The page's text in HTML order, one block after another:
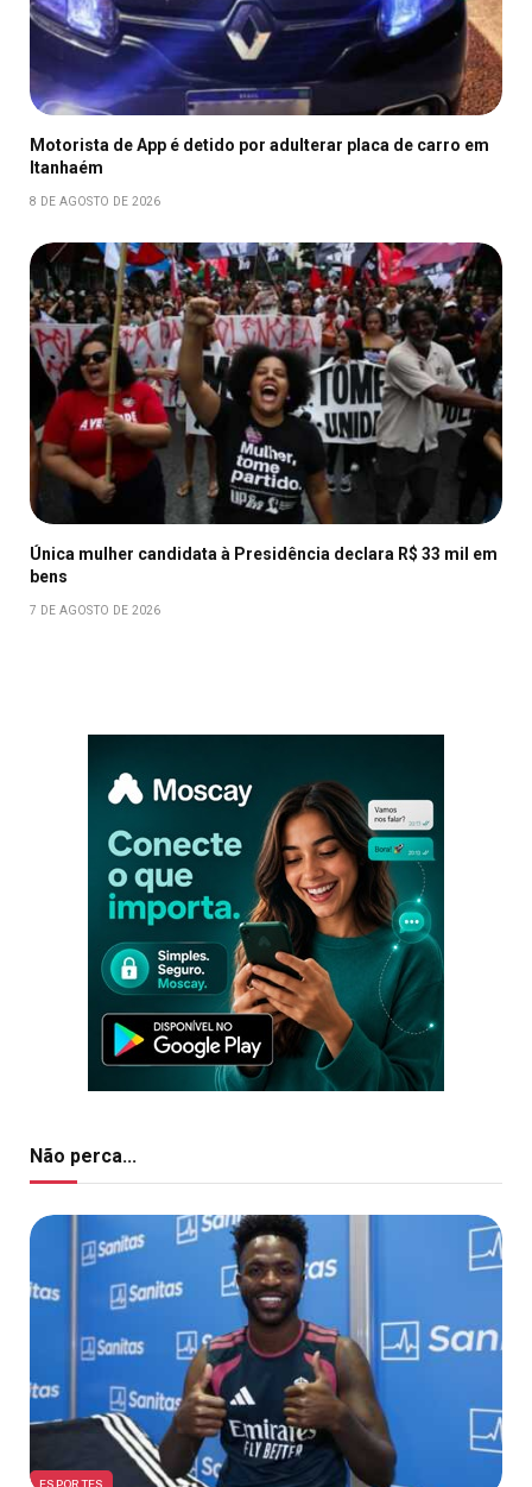
Motorista de App é detido por adulterar placa de carro em
Itanhaém
8 DE AGOSTO DE 2026
Única mulher candidata à Presidência declara R$ 33 mil em
bens
7 DE AGOSTO DE 2026
Não perca...
ESPORTES